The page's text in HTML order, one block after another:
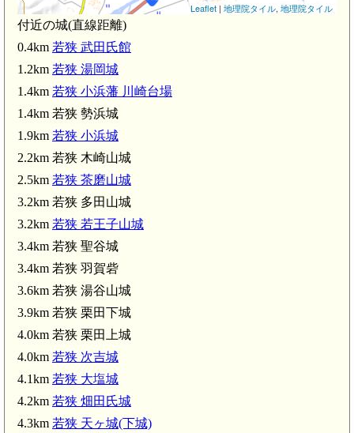
大塩城(4.1km)
Leaflet | 地理院タイル, 地理院タイル
付近の城(直線距離)
0.4km 若狭 武田氏館
1.2km 若狭 湯岡城
1.4km 若狭 小浜藩 川崎台場
1.4km 若狭 勢浜城
1.9km 若狭 小浜城
2.2km 若狭 木崎山城
2.5km 若狭 茶磨山城
3.2km 若狭 多田山城
3.2km 若狭 若王子山城
3.4km 若狭 聖谷城
3.4km 若狭 羽賀砦
3.6km 若狭 湯谷山城
3.9km 若狭 栗田下城
4.0km 若狭 栗田上城
4.0km 若狭 次吉城
4.1km 若狭 大塩城
4.2km 若狭 畑田氏城
4.3km 若狭 天ヶ城(下城)